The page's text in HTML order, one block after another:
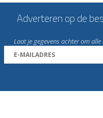
Adverteren op de
Laat je gegevens achter om